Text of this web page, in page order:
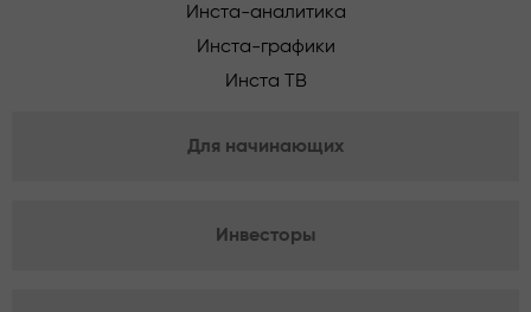
Инста-аналитика
Инста-графики
Инста ТВ
Для начинающих
Инвесторы